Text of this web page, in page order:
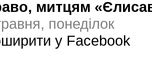
митцям
понеділок
у Facebook